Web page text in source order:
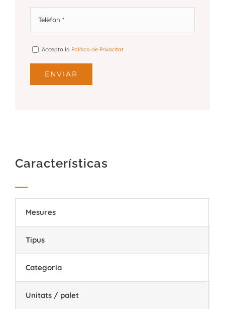
Accepto la Política de Privacitat
Características
Mesures
Tipus
Categoria
Unitats / palet